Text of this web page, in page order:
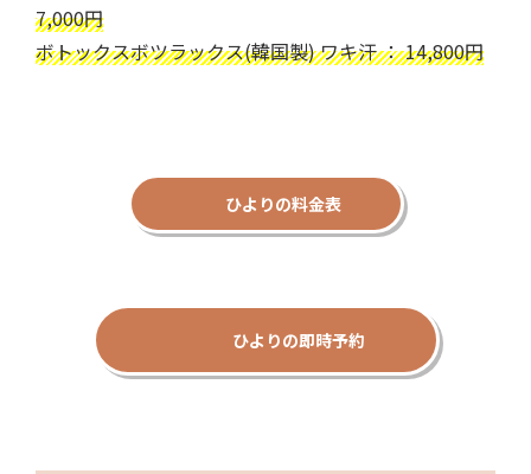
7,000円
ボトックスボツラックス(韓国製) ワキ汗 ： 14,800円
ひよりの料金表
ひよりの即時予約